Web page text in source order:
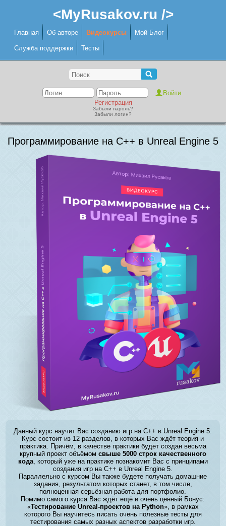
<MyRusakov.ru />
Главная Об авторе Видеокурсы Мой Блог
Служба поддержки Тесты
Регистрация
Забыли пароль?
Забыли логин?
Программирование на C++ в Unreal Engine 5
Данный курс научит Вас созданию игр на C++ в Unreal Engine 5.
Курс состоит из 12 разделов, в которых Вас ждёт теория и
практика. Причём, в качестве практики будет создан весьма
крупный проект объёмом свыше 5000 строк качественного
кода, который уже на практике познакомит Вас с принципами
создания игр на C++ в Unreal Engine 5.
Параллельно с курсом Вы также будете получать домашние
задания, результатом которых станет, в том числе,
полноценная серьёзная работа для портфолио.
Помимо самого курса Вас ждёт ещё и очень ценный Бонус:
«Тестирование Unreal-проектов на Python», в рамках
которого Вы научитесь писать очень полезные тесты для
тестирования самых разных аспектов разработки игр.